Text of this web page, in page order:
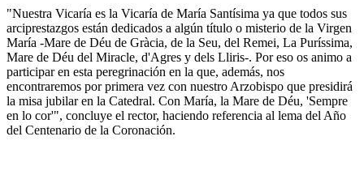
"Nuestra Vicaría es la Vicaría de María Santísima ya que todos sus
arciprestazgos están dedicados a algún título o misterio de la Virgen
María -Mare de Déu de Gràcia, de la Seu, del Remei, La Puríssima,
Mare de Déu del Miracle, d'Agres y dels Lliris-. Por eso os animo a
participar en esta peregrinación en la que, además, nos
encontraremos por primera vez con nuestro Arzobispo que presidirá
la misa jubilar en la Catedral. Con María, la Mare de Déu, 'Sempre
en lo cor'", concluye el rector, haciendo referencia al lema del Año
del Centenario de la Coronación.